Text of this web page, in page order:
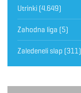
Utrinki (4.649)
Zahodna liga (5)
Zaledeneli slap (311)